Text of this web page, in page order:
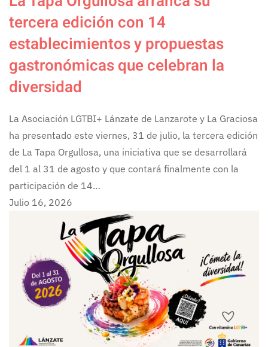
tercera edición con 14
establecimientos y propuestas
gastronómicas que celebran la
diversidad
La Asociación LGTBI+ Lánzate de Lanzarote y La Graciosa
ha presentado este viernes, 31 de julio, la tercera edición
de La Tapa Orgullosa, una iniciativa que se desarrollará
del 1 al 31 de agosto y que contará finalmente con la
participación de 14…
Julio 16, 2026